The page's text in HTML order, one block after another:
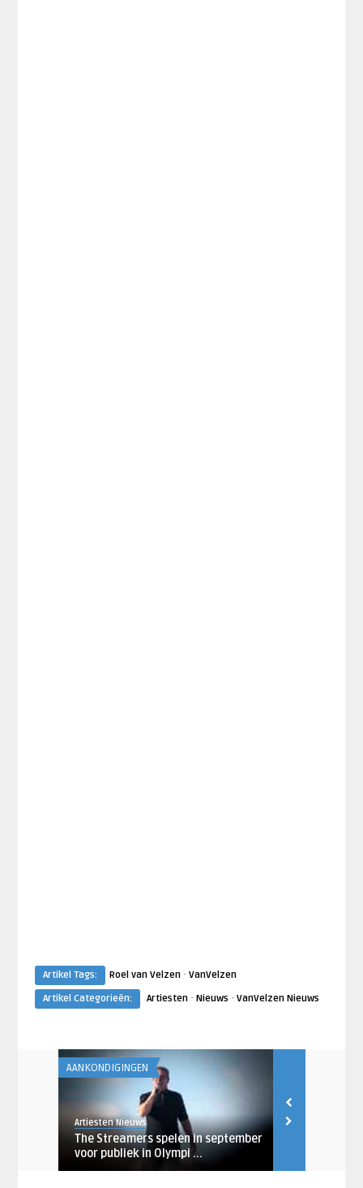
Artikel Tags: Roel van Velzen· VanVelzen
Artikel Categorieën:
Artiesten· Nieuws · VanVelzen Nieuws
AANKONDIGINGEN
Artiesten Nieuws
The Streamers spelen in september
voor publiek in Olympi ...